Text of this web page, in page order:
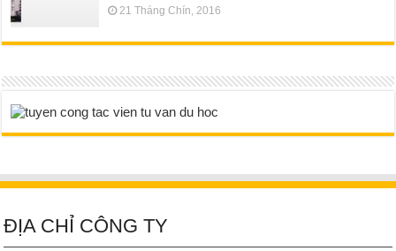
21 Tháng Chín, 2016
ĐỊA CHỈ CÔNG TY